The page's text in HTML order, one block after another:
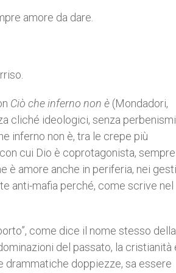
amore da dare.
Ciò che inferno non è (Mondadori,
cliché ideologici, senza perbenismi
inferno non è, tra le crepe più
cui Dio è coprotagonista, sempre
è amore anche in periferia, nei gesti
anti-mafia perché, come scrive nel
come dice il nome stesso della
del passato, la cristianità
drammatiche doppiezze, sa essere